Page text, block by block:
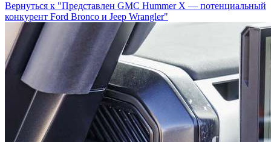
Вернуться к "Представлен GMC Hummer X — потенциальный
конкурент Ford Bronco и Jeep Wrangler"